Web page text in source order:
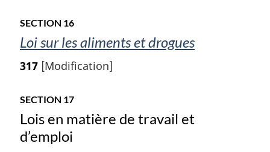
SECTION 16
Loi sur les aliments et drogues
317 [Modification]
SECTION 17
Lois en matière de travail et
d’emploi